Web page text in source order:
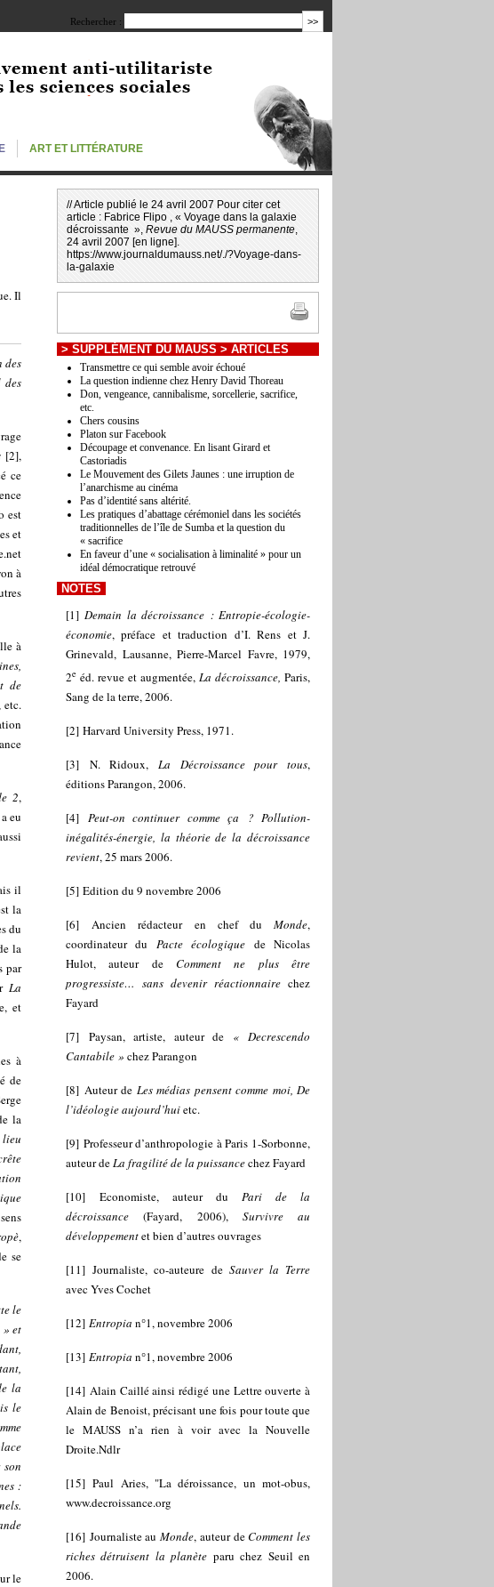
Rechercher :
ART ET LITTÉRATURE
Il
des
des
[2],
ce
est
et
à
à
de
etc.
2,
eu
il
la
du
la
par
La
et
à
de
la
,
se
le
» et
la
le
:
le
// Article publié le 24 avril 2007 Pour citer cet
article : Fabrice Flipo , « Voyage dans la galaxie
décroissante », Revue du MAUSS permanente,
24 avril 2007 [en ligne].
https://www.journaldumauss.net/./?Voyage-dans-
la-galaxie
> SUPPLÉMENT DU MAUSS > ARTICLES
Transmettre ce qui semble avoir échoué
La question indienne chez Henry David Thoreau
Don, vengeance, cannibalisme, sorcellerie, sacrifice,
etc.
Chers cousins
Platon sur Facebook
Découpage et convenance. En lisant Girard et
Castoriadis
Le Mouvement des Gilets Jaunes : une irruption de
l’anarchisme au cinéma
Pas d’identité sans altérité.
Les pratiques d’abattage cérémoniel dans les sociétés
traditionnelles de l’île de Sumba et la question du
« sacrifice
En faveur d’une « socialisation à liminalité » pour un
idéal démocratique retrouvé
NOTES
[1]Demain la décroissance : Entropie-écologie-
économie, préface et traduction d’I. Rens et J.
Grinevald, Lausanne, Pierre-Marcel Favre, 1979,
2e éd. revue et augmentée, La décroissance, Paris,
Sang de la terre, 2006.
[2] Harvard University Press, 1971.
[3] N. Ridoux, La Décroissance pour tous,
éditions Parangon, 2006.
[4] Peut-on continuer comme ça ? Pollution-
inégalités-énergie, la théorie de la décroissance
revient, 25 mars 2006.
[5] Edition du 9 novembre 2006
[6]Ancien rédacteur en chef duMonde,
coordinateur du Pacte écologique de Nicolas
Hulot, auteur de Comment ne plus être
progressiste… sans devenir réactionnaire chez
Fayard
[7] Paysan, artiste, auteur de « Decrescendo
Cantabile » chez Parangon
[8] Auteur de Les médias pensent comme moi, De
l’idéologie aujourd’huietc.
[9] Professeur d’anthropologie à Paris 1-Sorbonne,
auteur deLa fragilité de la puissancechez Fayard
[10] Economiste, auteur du Pari de la
décroissance (Fayard, 2006), Survivre au
développementet bien d’autres ouvrages
[11]Journaliste, co-auteure de Sauver la Terre
avec Yves Cochet
[12] Entropia n°1, novembre 2006
[13] Entropia n°1, novembre 2006
[14] Alain Caillé ainsi rédigé une Lettre ouverte à
Alain de Benoist, précisant une fois pour toute que
le MAUSS n’a rien à voir avec la Nouvelle
Droite.Ndlr
[15]Paul Aries, "La déroissance, un mot-obus,
www.decroissance.org
[16] Journaliste auMonde, auteur deComment les
riches détruisent la planète paru chez Seuil en
2006.